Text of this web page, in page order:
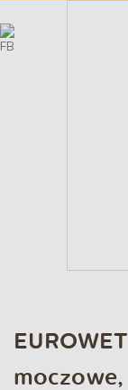
moczowe,